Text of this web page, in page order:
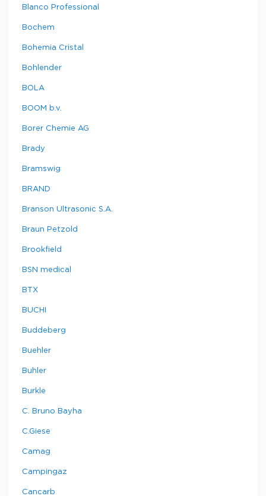
Blanco Professional
Bochem
Bohemia Cristal
Bohlender
BOLA
BOOM b.v.
Borer Chemie AG
Brady
Bramswig
BRAND
Branson Ultrasonic S.A.
Braun Petzold
Brookfield
BSN medical
BTX
BUCHI
Buddeberg
Buehler
Buhler
Burkle
C. Bruno Bayha
C.Giese
Camag
Campingaz
Cancarb